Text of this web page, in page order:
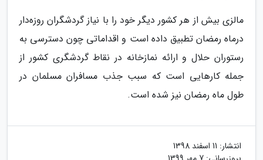
مالزی بیش از هر کشور دیگر خود را با نیاز گردشگران روزه‌دار
درماه رمضان تطبیق داده است و اقداماتی چون دسترسی به
رستوران حلال و ارائه نمازخانه در نقاط گردشگری کشور از
جمله کارهایی است که سبب جذب مسافران مسلمان در
طول ماه رمضان نیز شده است.
انتشار: 11 اسفند 1398